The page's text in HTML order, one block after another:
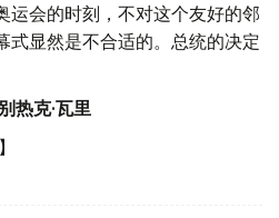
运会的时刻，不对这个友好的邻
式显然是不合适的。总统的决定
热克·瓦里